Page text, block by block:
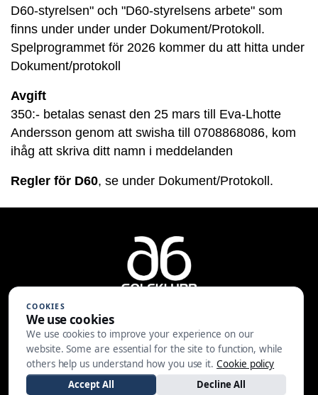
D60-styrelsen" och "D60-styrelsens arbete" som
finns under under under Dokument/Protokoll.
Spelprogrammet för 2026 kommer du att hitta under
Dokument/protokoll
Avgift
350:- betalas senast den 25 mars till Eva-Lhotte
Andersson genom att swisha till 0708868086, kom
ihåg att skriva ditt namn i meddelanden
Regler för D60, se under Dokument/Protokoll.
A6 Golfklubb | Centralvägen 37 |
553 05 JÖNKÖPING | 036-30 81 30
|info@a6gk.se
COOKIES
We use cookies
We use cookies to improve your experience on our
website. Some are essential for the site to function, while
others help us understand how you use it. Cookie policy
Accept All
Decline All